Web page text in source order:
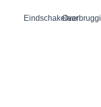
Eindschakelaar